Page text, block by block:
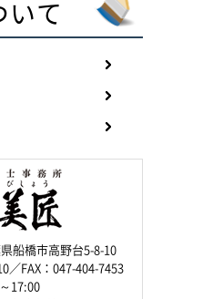
いて
船橋市高野台5-8-10
／FAX：047-404-7453
17:00